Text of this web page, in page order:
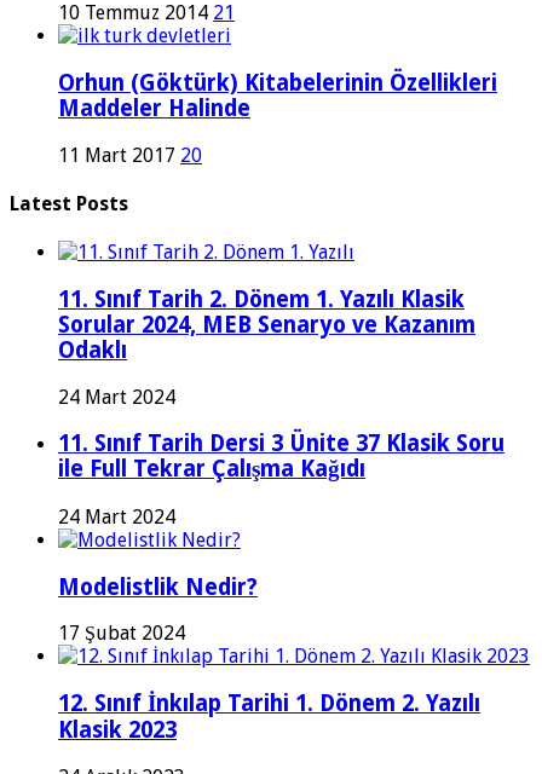
10 Temmuz 2014 21
Orhun (Göktürk) Kitabelerinin Özellikleri
Maddeler Halinde
11 Mart 2017 20
Latest Posts
11. Sınıf Tarih 2. Dönem 1. Yazılı Klasik
Sorular 2024, MEB Senaryo ve Kazanım
Odaklı
24 Mart 2024
11. Sınıf Tarih Dersi 3 Ünite 37 Klasik Soru
ile Full Tekrar Çalışma Kağıdı
24 Mart 2024
Modelistlik Nedir?
17 Şubat 2024
12. Sınıf İnkılap Tarihi 1. Dönem 2. Yazılı
Klasik 2023